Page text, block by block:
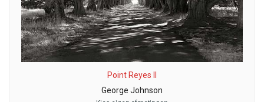
Point Reyes II
George Johnson